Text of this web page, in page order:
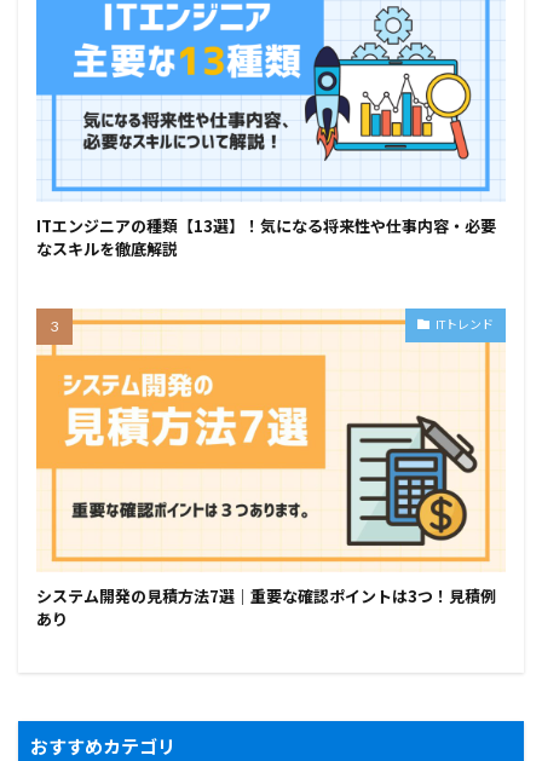
ITエンジニアの種類【13選】！気になる将来性や仕事内容・必要
なスキルを徹底解説
ITトレンド
システム開発の見積方法7選｜重要な確認ポイントは3つ！見積例
あり
おすすめカテゴリ